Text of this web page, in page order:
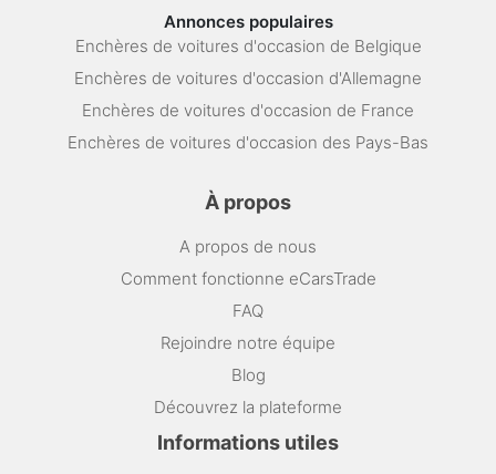
Annonces populaires
Enchères de voitures d'occasion de Belgique
Enchères de voitures d'occasion d'Allemagne
Enchères de voitures d'occasion de France
Enchères de voitures d'occasion des Pays-Bas
À propos
A propos de nous
Comment fonctionne eCarsTrade
FAQ
Rejoindre notre équipe
Blog
Découvrez la plateforme
Informations utiles